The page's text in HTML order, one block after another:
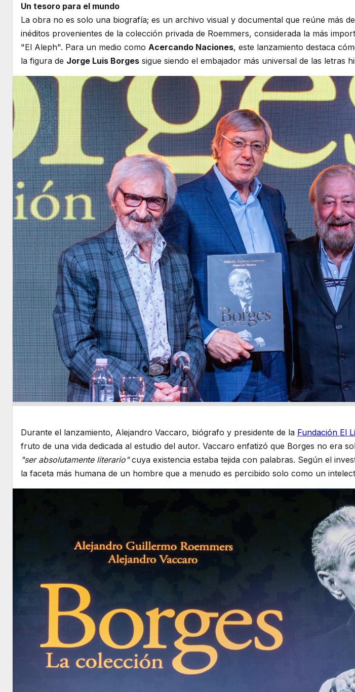
Un tesoro para el mundo
La obra no es solo una biografía; es un archivo visual y documental que reúne más
inéditos provenientes de la colección privada de Roemmers, considerada la más
"El Aleph". Para un medio como Acercando Naciones, este lanzamiento destaca
la figura de Jorge Luis Borges sigue siendo el embajador más universal de las letras
Durante el lanzamiento, Alejandro Vaccaro, biógrafo y presidente de la Fundación El
fruto de una vida dedicada al estudio del autor. Vaccaro enfatizó que Borges no era
"ser absolutamente literario"cuya existencia estaba tejida con palabras. Según el
la faceta más humana de un hombre que a menudo es percibido solo como un